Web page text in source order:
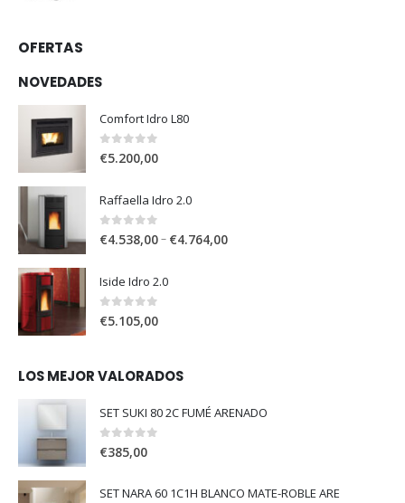
OFERTAS
NOVEDADES
Comfort Idro L80
0out of 5
€5.200,00
Raffaella Idro 2.0
0 out of 5
€4.538,00– €4.764,00
Iside Idro 2.0
0out of 5
€5.105,00
LOS MEJOR VALORADOS
SET SUKI 80 2C FUMÉ ARENADO
0out of 5
€385,00
SET NARA 60 1C1H BLANCO MATE-ROBLE ARE